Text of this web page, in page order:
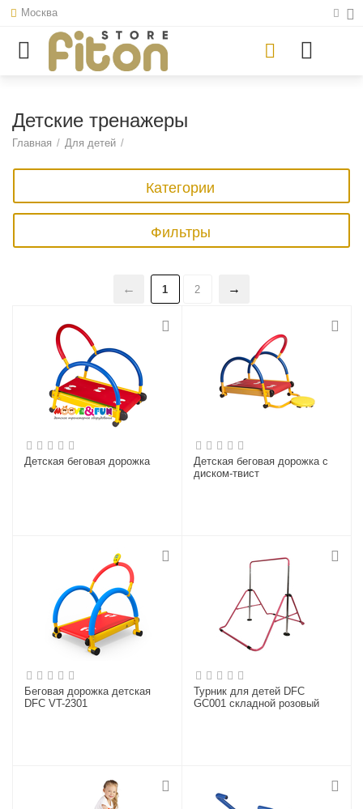
Москва
Детские тренажеры
Главная / Для детей /
Категории
Фильтры
1 2
Детская беговая дорожка
Детская беговая дорожка с
диском-твист
Беговая дорожка детская
DFC VT-2301
Турник для детей DFC
GC001 складной розовый